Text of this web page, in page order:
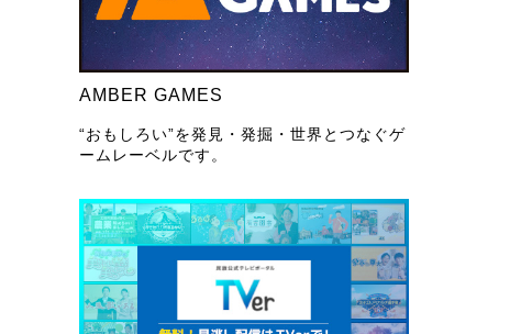
AMBER GAMES
“おもしろい”を発見・発掘・世界とつなぐゲ
ームレーベルです。